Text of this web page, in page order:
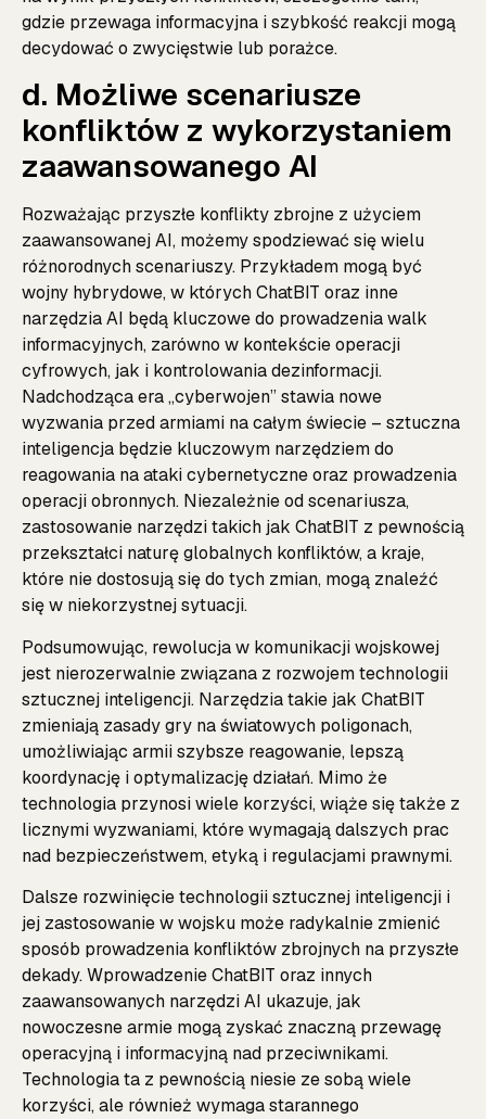
gdzie przewaga informacyjna i szybkość reakcji mogą
decydować o zwycięstwie lub porażce.
d. Możliwe scenariusze
konfliktów z wykorzystaniem
zaawansowanego AI
Rozważając przyszłe konflikty zbrojne z użyciem
zaawansowanej AI, możemy spodziewać się wielu
różnorodnych scenariuszy. Przykładem mogą być
wojny hybrydowe, w których ChatBIT oraz inne
narzędzia AI będą kluczowe do prowadzenia walk
informacyjnych, zarówno w kontekście operacji
cyfrowych, jak i kontrolowania dezinformacji.
Nadchodząca era „cyberwojen” stawia nowe
wyzwania przed armiami na całym świecie – sztuczna
inteligencja będzie kluczowym narzędziem do
reagowania na ataki cybernetyczne oraz prowadzenia
operacji obronnych. Niezależnie od scenariusza,
zastosowanie narzędzi takich jak ChatBIT z pewnością
przekształci naturę globalnych konfliktów, a kraje,
które nie dostosują się do tych zmian, mogą znaleźć
się w niekorzystnej sytuacji.
Podsumowując, rewolucja w komunikacji wojskowej
jest nierozerwalnie związana z rozwojem technologii
sztucznej inteligencji. Narzędzia takie jak ChatBIT
zmieniają zasady gry na światowych poligonach,
umożliwiając armii szybsze reagowanie, lepszą
koordynację i optymalizację działań. Mimo że
technologia przynosi wiele korzyści, wiąże się także z
licznymi wyzwaniami, które wymagają dalszych prac
nad bezpieczeństwem, etyką i regulacjami prawnymi.
Dalsze rozwinięcie technologii sztucznej inteligencji i
jej zastosowanie w wojsku może radykalnie zmienić
sposób prowadzenia konfliktów zbrojnych na przyszłe
dekady. Wprowadzenie ChatBIT oraz innych
zaawansowanych narzędzi AI ukazuje, jak
nowoczesne armie mogą zyskać znaczną przewagę
operacyjną i informacyjną nad przeciwnikami.
Technologia ta z pewnością niesie ze sobą wiele
korzyści, ale również wymaga starannego